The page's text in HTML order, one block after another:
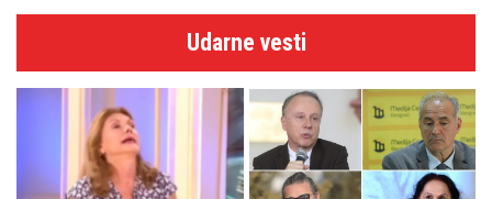
Udarne vesti